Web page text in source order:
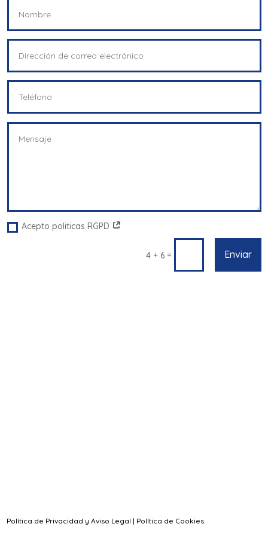
Acepto politicas RGPD
4 + 6= Enviar
Política de Privacidad y Aviso Legal | Política de Cookies